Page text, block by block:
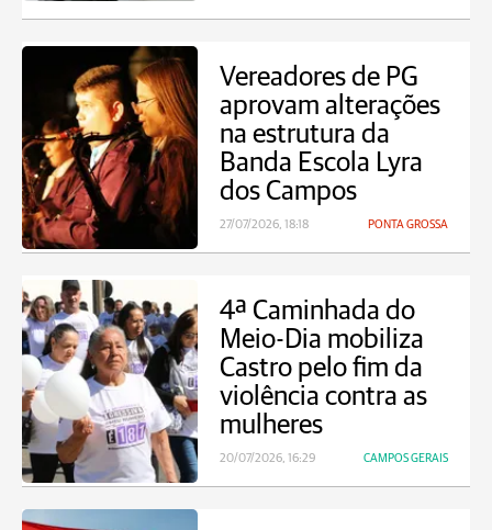
Vereadores de PG
aprovam alterações
na estrutura da
Banda Escola Lyra
dos Campos
27/07/2026, 18:18 PONTA GROSSA
4ª Caminhada do
Meio-Dia mobiliza
Castro pelo fim da
violência contra as
mulheres
20/07/2026, 16:29 CAMPOS GERAIS